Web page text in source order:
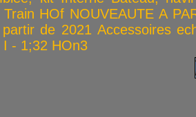
Train HOf NOUVEAUTE A
de 2021 Accessoires
I - 1;32 HOn3